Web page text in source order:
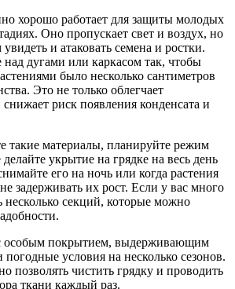
хорошо работает для защиты молодых
Оно пропускает свет и воздух, но
и атаковать семена и ростки.
дугами или каркасом так, чтобы
было несколько сантиметров
Это не только облегчает
риск появления конденсата и
такие материалы, планируйте режим
укрытие на грядке на весь день
его на ночь или когда растения
задерживать их рост. Если у вас много
секций, которые можно
особым покрытием, выдерживающим
погодные условия на несколько сезонов.
позволять чистить грядку и проводить
ткани каждый раз.